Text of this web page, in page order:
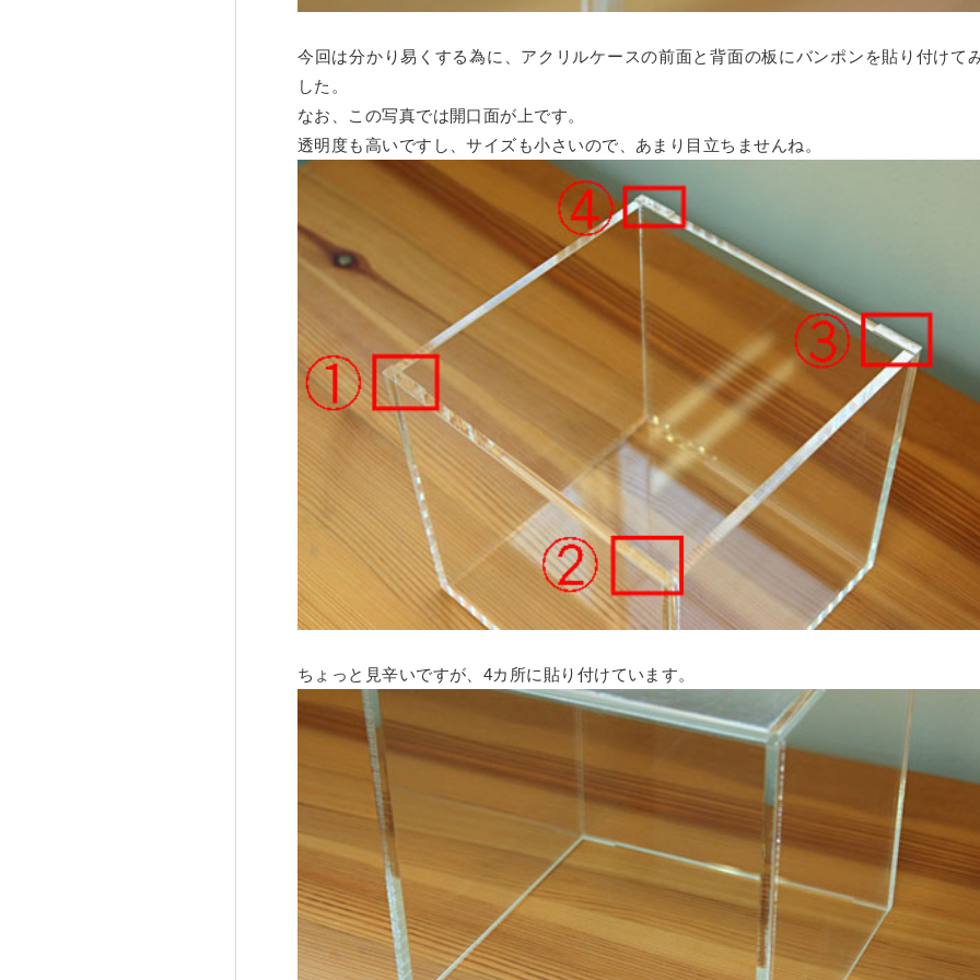
今回は分かり易くする為に、アクリルケースの前面と背面の板にバンポンを貼り付けて
した。
なお、この写真では開口面が上です。
透明度も高いですし、サイズも小さいので、あまり目立ちませんね。
ちょっと見辛いですが、4カ所に貼り付けています。